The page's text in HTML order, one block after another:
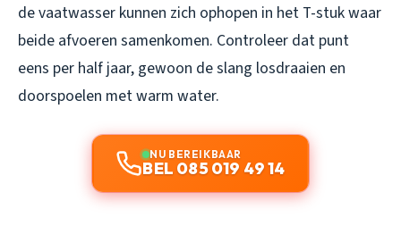
de vaatwasser kunnen zich ophopen in het T-stuk waar
beide afvoeren samenkomen. Controleer dat punt
eens per half jaar, gewoon de slang losdraaien en
doorspoelen met warm water.
NU BEREIKBAAR
BEL 085 019 49 14